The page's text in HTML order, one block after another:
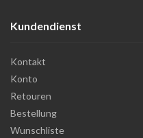
Kundendienst
Kontakt
Konto
Retouren
Bestellung
Wunschliste